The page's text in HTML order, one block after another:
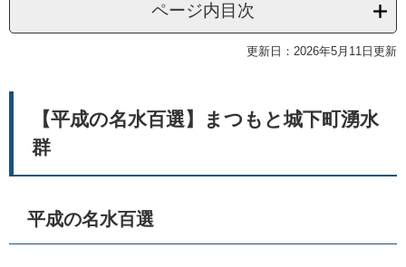
へ
ページ内目次
更新日：2026年5月11日更新
【平成の名水百選】まつもと城下町湧水
群
平成の名水百選